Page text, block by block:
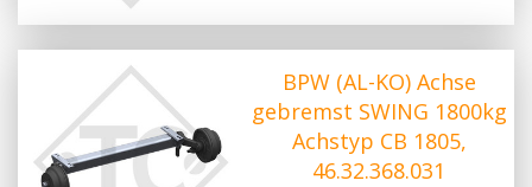
BPW (AL-KO) Achse
gebremst SWING 1800kg
Achstyp CB 1805,
46.32.368.031